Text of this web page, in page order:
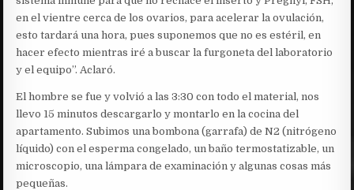
en el vientre cerca de los ovarios, para acelerar la ovulación,
esto tardará una hora, pues suponemos que no es estéril, en
hacer efecto mientras iré a buscar la furgoneta del laboratorio
y el equipo”. Aclaró.
El hombre se fue y volvió a las 3:30 con todo el material, nos
llevo 15 minutos descargarlo y montarlo en la cocina del
apartamento. Subimos una bombona (garrafa) de N2 (nitrógeno
líquido) con el esperma congelado, un baño termostatizable, un
microscopio, una lámpara de examinación y algunas cosas más
pequeñas.